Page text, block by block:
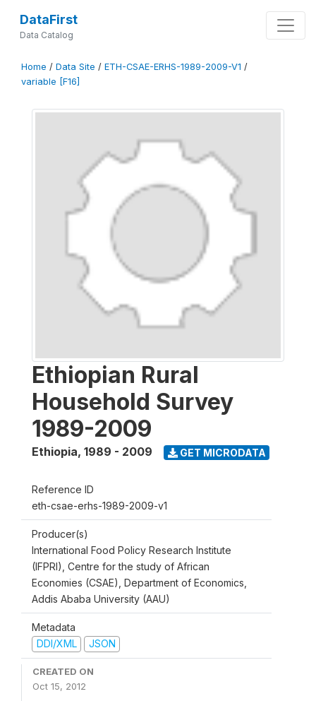
DataFirst
Data Catalog
Home / Data Site / ETH-CSAE-ERHS-1989-2009-V1 /
variable [F16]
Ethiopian Rural
Household Survey
1989-2009
Ethiopia, 1989 - 2009 GET MICRODATA
Reference ID
eth-csae-erhs-1989-2009-v1
Producer(s)
International Food Policy Research Institute
(IFPRI), Centre for the study of African
Economies (CSAE), Department of Economics,
Addis Ababa University (AAU)
Metadata
DDI/XML
JSON
CREATED ON
Oct 15, 2012